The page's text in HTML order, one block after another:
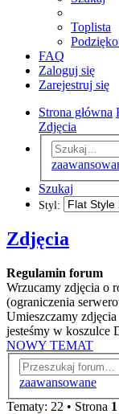
Toplista
FAQ
Zaloguj się
Zarejestruj się
Strona główna
Zdjęcia
Szukaj
Styl:
Zdjęcia
Regulamin forum
Wrzucamy zdjęcia o
(ograniczenia
Umieszczamy
jesteśmy w koszulce
NOWY TEMAT
zaawansowane
Tematy: 22 • Strona 1